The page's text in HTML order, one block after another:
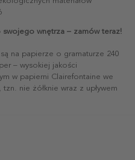
wnętrza – zamów teraz!
na papierze o gramaturze 240
– wysokiej jakości
w papierni Clairefontaine we
nie żółknie wraz z upływem